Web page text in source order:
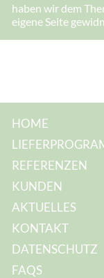
h
r
A
e
s
s
e
haben wir dem
eigene Seite
HOME
REFERENZEN
KUNDEN
AKTUELLES
KONTAKT
DATENSCHUTZ
FAQS